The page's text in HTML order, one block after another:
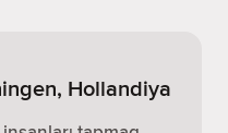
Hollandiya